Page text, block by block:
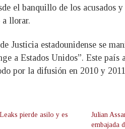
el banquillo de los acusados
llorar.
Justicia estadounidense se
a Estados Unidos”. Este
por la difusión en 2010 y
pierde asilo y es
Julian
embajada